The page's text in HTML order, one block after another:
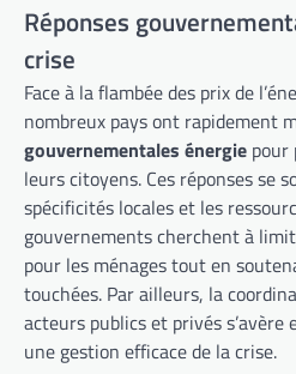
Réponses
crise
Face à la flambée des prix de
nombreux pays ont rapidement
gouvernementales énergie pour
leurs citoyens. Ces réponses se
spécificités locales et les
gouvernements cherchent à
pour les ménages tout en
touchées. Par ailleurs, la
acteurs publics et privés
une gestion efficace de la crise.